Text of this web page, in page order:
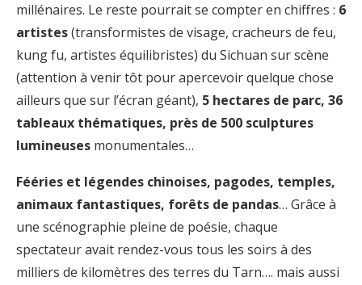
millénaires. Le reste pourrait se compter en chiffres : 6
artistes(transformistes de visage, cracheurs de feu,
kung fu, artistes équilibristes) du Sichuan sur scène
(attention à venir tôt pour apercevoir quelque chose
ailleurs que sur l’écran géant), 5 hectares de parc, 36
tableaux thématiques, près de 500 sculptures
lumineuses monumentales…
Fééries et légendes chinoises, pagodes, temples,
animaux fantastiques, forêts de pandas… Grâce à
une scénographie pleine de poésie, chaque
spectateur avait rendez-vous tous les soirs à des
milliers de kilomètres des terres du Tarn…. mais aussi